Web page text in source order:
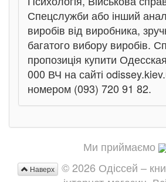
Спецслужби або інший
виробів від виробника,
багатого вибору виробів.
пропозиція купити
000 ВЧ на сайті
номером (093) 720 91 82.
Ми приймаємо
Наверх
© 2026 Одіссей –